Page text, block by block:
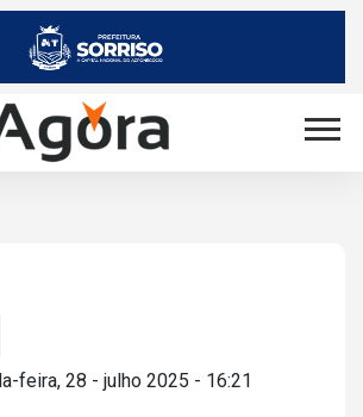
feira, 28 - julho 2025 - 16:21